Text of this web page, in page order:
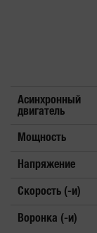
Асинхронный
двигатель
Мощность
Напряжение
Скорость (-и)
Воронка (-и)